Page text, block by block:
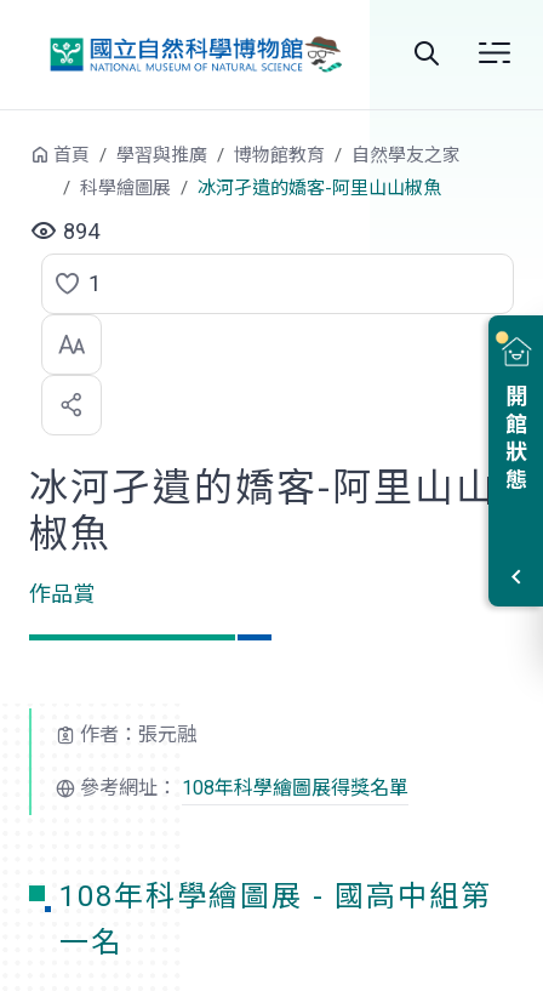
站
搜
開館狀態
首頁 學習與推廣 博物館教育
自然學友之家
科學繪圖展
冰河孑遺的嬌客-阿里山山椒魚
894
點
選
喜
歡
1
冰河孑遺的嬌客-阿里山山
椒魚
作品賞
作者：張元融
參考網址： 108年科學繪圖展得獎名單
108年科學繪圖展 - 國高中組第
一名